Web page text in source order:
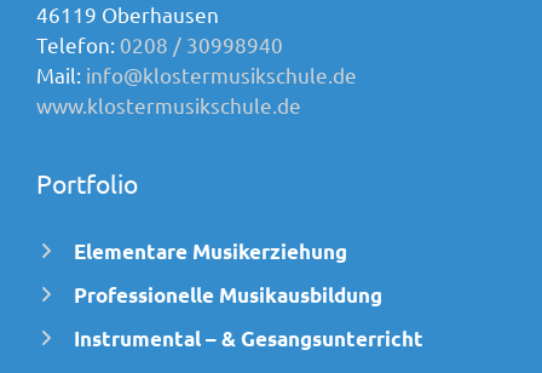
46119 Oberhausen
Telefon: 0208 / 30998940
Mail: info@klostermusikschule.de
www.klostermusikschule.de
Portfolio
Elementare Musikerziehung
Professionelle Musikausbildung
Instrumental – & Gesangsunterricht